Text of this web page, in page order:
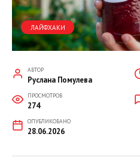
ЛАЙФХАКИ
АВТОР
Руслана Помулева
ПРОСМОТРОВ
274
ОПУБЛИКОВАНО
28.06.2026